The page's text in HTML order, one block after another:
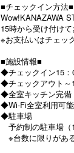
■チェックイン方法■
Wow!KANAZAWA
15時から受け付けて
※お支払いはチェッ
■施設情報■
◆チェックイン15：
◆チェックアウト～
◆全室キッチン完備
◆Wi-Fi全室利用可能
◆駐車場
予約制の駐車場（
※台数に限りがあ